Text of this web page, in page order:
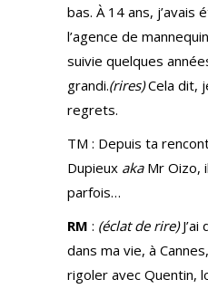
bas. À 14 ans, j’avais
l’agence de
suivie quelques
grandi.(rires)Cela dit,
regrets.
TM : Depuis ta
Dupieux akaMr Oizo,
parfois…
RM : (éclat de rire)
dans ma vie, à
rigoler avec Quentin,